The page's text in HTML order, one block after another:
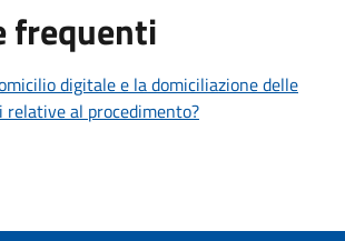
frequenti
digitale e la domiciliazione delle
relative al procedimento?